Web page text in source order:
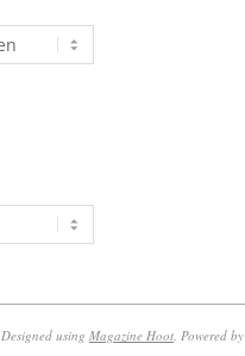
Designed using Magazine Hoot. Powered by